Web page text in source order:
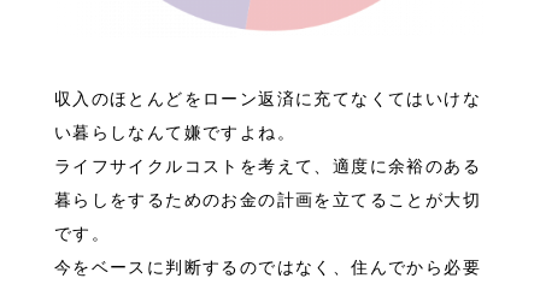
収入のほとんどをローン返済に充てなくてはいけな
い暮らしなんて嫌ですよね。
ライフサイクルコストを考えて、適度に余裕のある
暮らしをするためのお金の計画を立てることが大切
です。
今をベースに判断するのではなく、住んでから必要